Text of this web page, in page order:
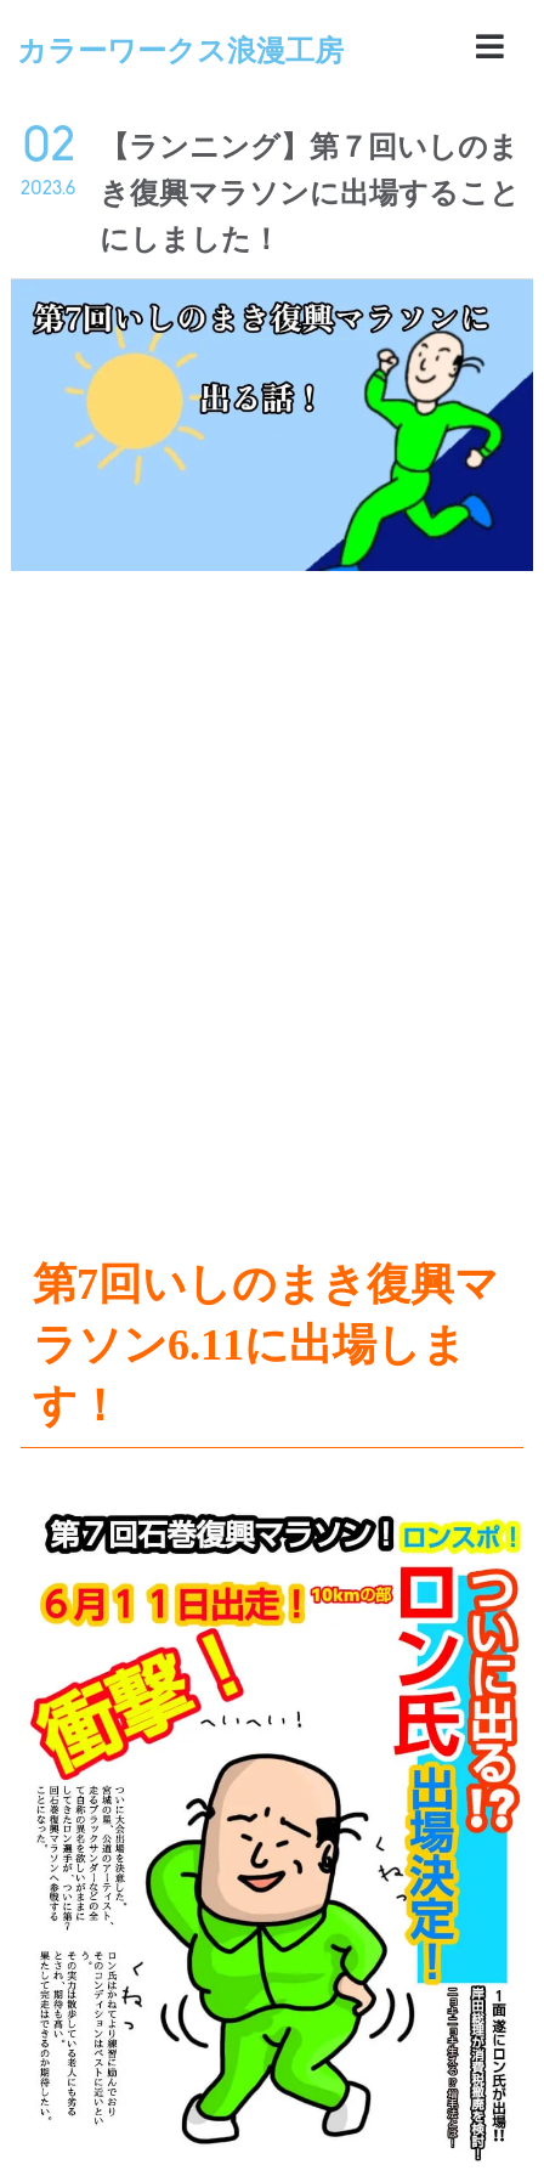
カラーワークス浪漫工房
02
2023.6
【ランニング】第７回いしのま
き復興マラソンに出場すること
にしました！
第7回いしのまき復興マ
ラソン6.11に出場しま
す！